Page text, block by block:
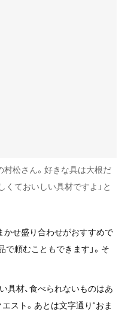
松さん。好きな具は大根だ
くておいしい具材ですよ」と
かせ盛り合わせがおすすめで
で頼むこともできます」。そ
具材、食べられないものはあ
エスト。あとは文字通り“おま